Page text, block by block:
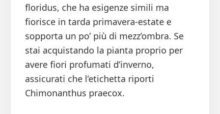
floridus, che ha esigenze simili ma
fiorisce in tarda primavera-estate e
sopporta un po’ più di mezz’ombra. Se
stai acquistando la pianta proprio per
avere fiori profumati d’inverno,
assicurati che l’etichetta riporti
Chimonanthus praecox.